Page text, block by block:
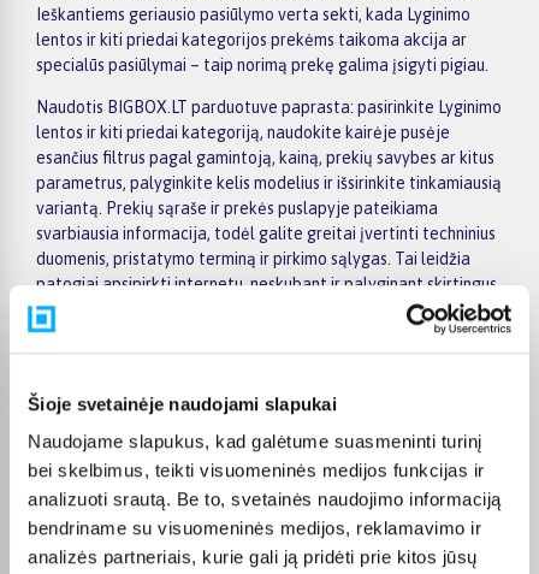
Šioje svetainėje naudojami slapukai
Naudojame slapukus, kad galėtume suasmeninti turinį
bei skelbimus, teikti visuomeninės medijos funkcijas ir
analizuoti srautą. Be to, svetainės naudojimo informaciją
bendriname su visuomeninės medijos, reklamavimo ir
analizės partneriais, kurie gali ją pridėti prie kitos jūsų
Ieškantiems geriausio pasiūlymo verta sekti, kada Lyginimo
lentos ir kiti priedai kategorijos prekėms taikoma akcija ar
specialūs pasiūlymai – taip norimą prekę galima įsigyti pigiau.
Naudotis BIGBOX.LT parduotuve paprasta: pasirinkite Lyginimo
lentos ir kiti priedai kategoriją, naudokite kairėje pusėje
esančius filtrus pagal gamintoją, kainą, prekių savybes ar kitus
parametrus, palyginkite kelis modelius ir išsirinkite tinkamiausią
variantą. Prekių sąraše ir prekės puslapyje pateikiama
svarbiausia informacija, todėl galite greitai įvertinti techninius
duomenis, pristatymo terminą ir pirkimo sąlygas. Tai leidžia
patogiai apsipirkti internetu, neskubant ir palyginant skirtingus
Lyginimo lentos ir kiti priedai kategorijoje esančius pasiūlymus.
Visoms prekėms nuo 150 Eur taikomas nemokamas 24 mėnesių
Pristatymas visoje Lietuvoje į paštomatus kainuoja nuo 2,29 €,
kurjerio pristatymas – nuo 2,99 €. Sandėlyje esančios prekės
paprastai pristatomos per 1–2 darbo dienas, o tikslus
kiekvienos prekės pristatymo terminas nurodytas jos
puslapyje.